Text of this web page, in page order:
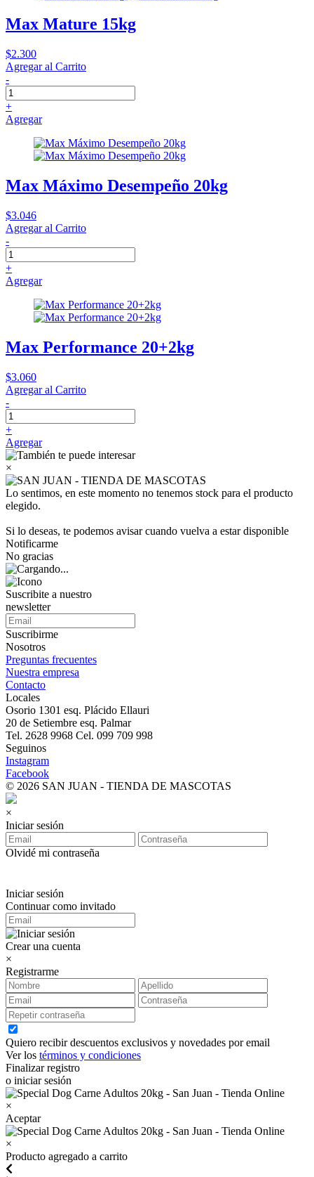
Max Mature 15kg
$2.300
Agregar al Carrito
-
+
Agregar
Max Máximo Desempeño 20kg
$3.046
Agregar al Carrito
-
+
Agregar
Max Performance 20+2kg
$3.060
Agregar al Carrito
-
+
Agregar
×
Lo sentimos, en este momento no tenemos stock para el producto
elegido.
Si lo deseas, te podemos avisar cuando vuelva a estar disponible
Notificarme
No gracias
Suscribite a nuestro
newsletter
Suscribirme
Nosotros
Preguntas frecuentes
Nuestra empresa
Contacto
Locales
Osorio 1301 esq. Plácido Ellauri
20 de Setiembre esq. Palmar
Tel. 2628 9968 Cel. 099 709 998
Seguinos
Instagram
Facebook
© 2026 SAN JUAN - TIENDA DE MASCOTAS
×
Iniciar sesión
Olvidé mi contraseña
Iniciar sesión
Continuar como invitado
Crear una cuenta
×
Registrarme
Quiero recibir descuentos exclusivos y novedades por email
Ver los términos y condiciones
Finalizar registro
o iniciar sesión
×
Aceptar
×
Producto agregado a carrito